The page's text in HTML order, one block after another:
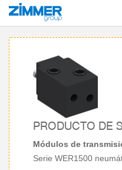
Inicio Productos
PRODUCTO DE
Módulos de
Serie WER1500